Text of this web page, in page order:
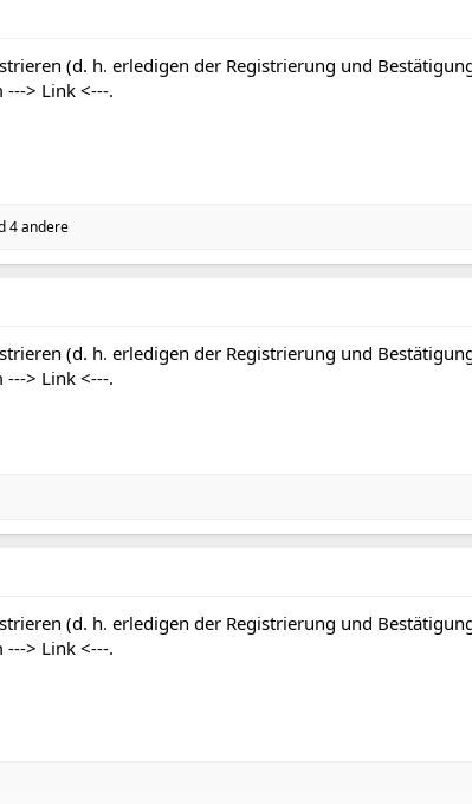
(d. h. erledigen der Registrierung und
---> Link <---.
4 andere
(d. h. erledigen der Registrierung und
---> Link <---.
(d. h. erledigen der Registrierung und
---> Link <---.